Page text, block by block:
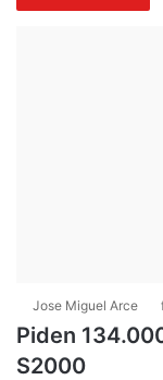
Jose Miguel Arce
Piden
S2000